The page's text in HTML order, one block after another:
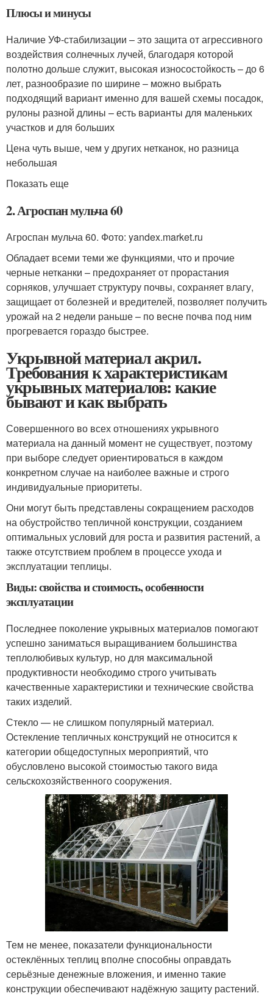
Плюсы и минусы
Наличие УФ-стабилизации – это защита от агрессивного
воздействия солнечных лучей, благодаря которой
полотно дольше служит, высокая износостойкость – до 6
лет, разнообразие по ширине – можно выбрать
подходящий вариант именно для вашей схемы посадок,
рулоны разной длины – есть варианты для маленьких
участков и для больших
Цена чуть выше, чем у других нетканок, но разница
небольшая
Показать еще
2. Агроспан мульча 60
Агроспан мульча 60. Фото: yandex.market.ru
Обладает всеми теми же функциями, что и прочие
черные нетканки – предохраняет от прорастания
сорняков, улучшает структуру почвы, сохраняет влагу,
защищает от болезней и вредителей, позволяет получить
урожай на 2 недели раньше – по весне почва под ним
прогревается гораздо быстрее.
Укрывной материал акрил.
Требования к характеристикам
укрывных материалов: какие
бывают и как выбрать
Совершенного во всех отношениях укрывного
материала на данный момент не существует, поэтому
при выборе следует ориентироваться в каждом
конкретном случае на наиболее важные и строго
индивидуальные приоритеты.
Они могут быть представлены сокращением расходов
на обустройство тепличной конструкции, созданием
оптимальных условий для роста и развития растений, а
также отсутствием проблем в процессе ухода и
эксплуатации теплицы.
Виды: свойства и стоимость, особенности
эксплуатации
Последнее поколение укрывных материалов помогают
успешно заниматься выращиванием большинства
теплолюбивых культур, но для максимальной
продуктивности необходимо строго учитывать
качественные характеристики и технические свойства
таких изделий.
Стекло — не слишком популярный материал.
Остекление тепличных конструкций не относится к
категории общедоступных мероприятий, что
обусловлено высокой стоимостью такого вида
сельскохозяйственного сооружения.
Тем не менее, показатели функциональности
остеклённых теплиц вполне способны оправдать
серьёзные денежные вложения, и именно такие
конструкции обеспечивают надёжную защиту растений.